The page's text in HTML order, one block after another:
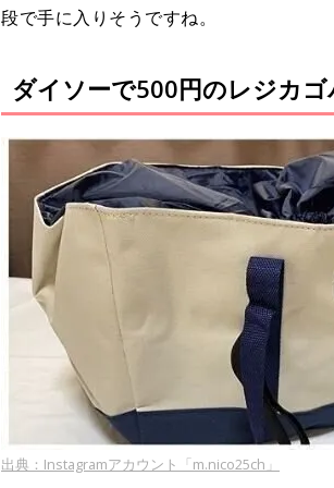
段で手に入りそうですね。
ダイソーで500円のレジカ
出典：Instagramアカウント「m.nico25ch」